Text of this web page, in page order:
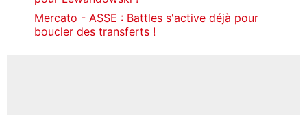
Mercato - ASSE : Battles s'active déjà pour
boucler des transferts !